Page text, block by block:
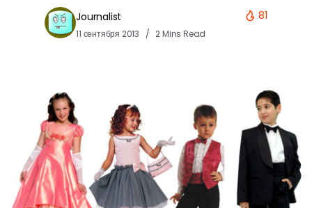
Journalist
11 сентября 2013 2 Mins Read
81